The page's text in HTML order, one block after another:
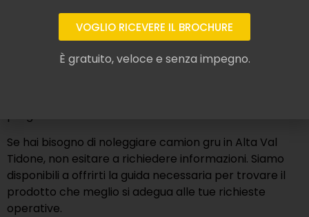
Con UNRent SRL, operiamo con esperienza nel
servizio di noleggio di camion con gru e
ribaltabile omologati ai più recenti standard di
, incluse gru telescopiche. In questo modo,
progetti.
Se hai bisogno di noleggiare camion gru in Alta Val
Tidone, non esitare a richiedere informazioni. Siamo
disponibili a offrirti la guida necessaria per trovare il
prodotto che meglio si adegua alle tue richieste
operative.
VOGLIO RICEVERE IL BROCHURE
È gratuito, veloce e senza impegno.